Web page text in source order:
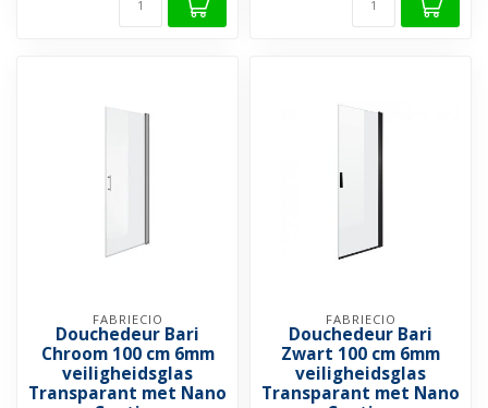
FABRIECIO
Douchedeur Bari
Chroom 100 cm 6mm
veiligheidsglas
Transparant met Nano
FABRIECIO
Douchedeur Bari
Zwart 100 cm 6mm
veiligheidsglas
Transparant met Nano